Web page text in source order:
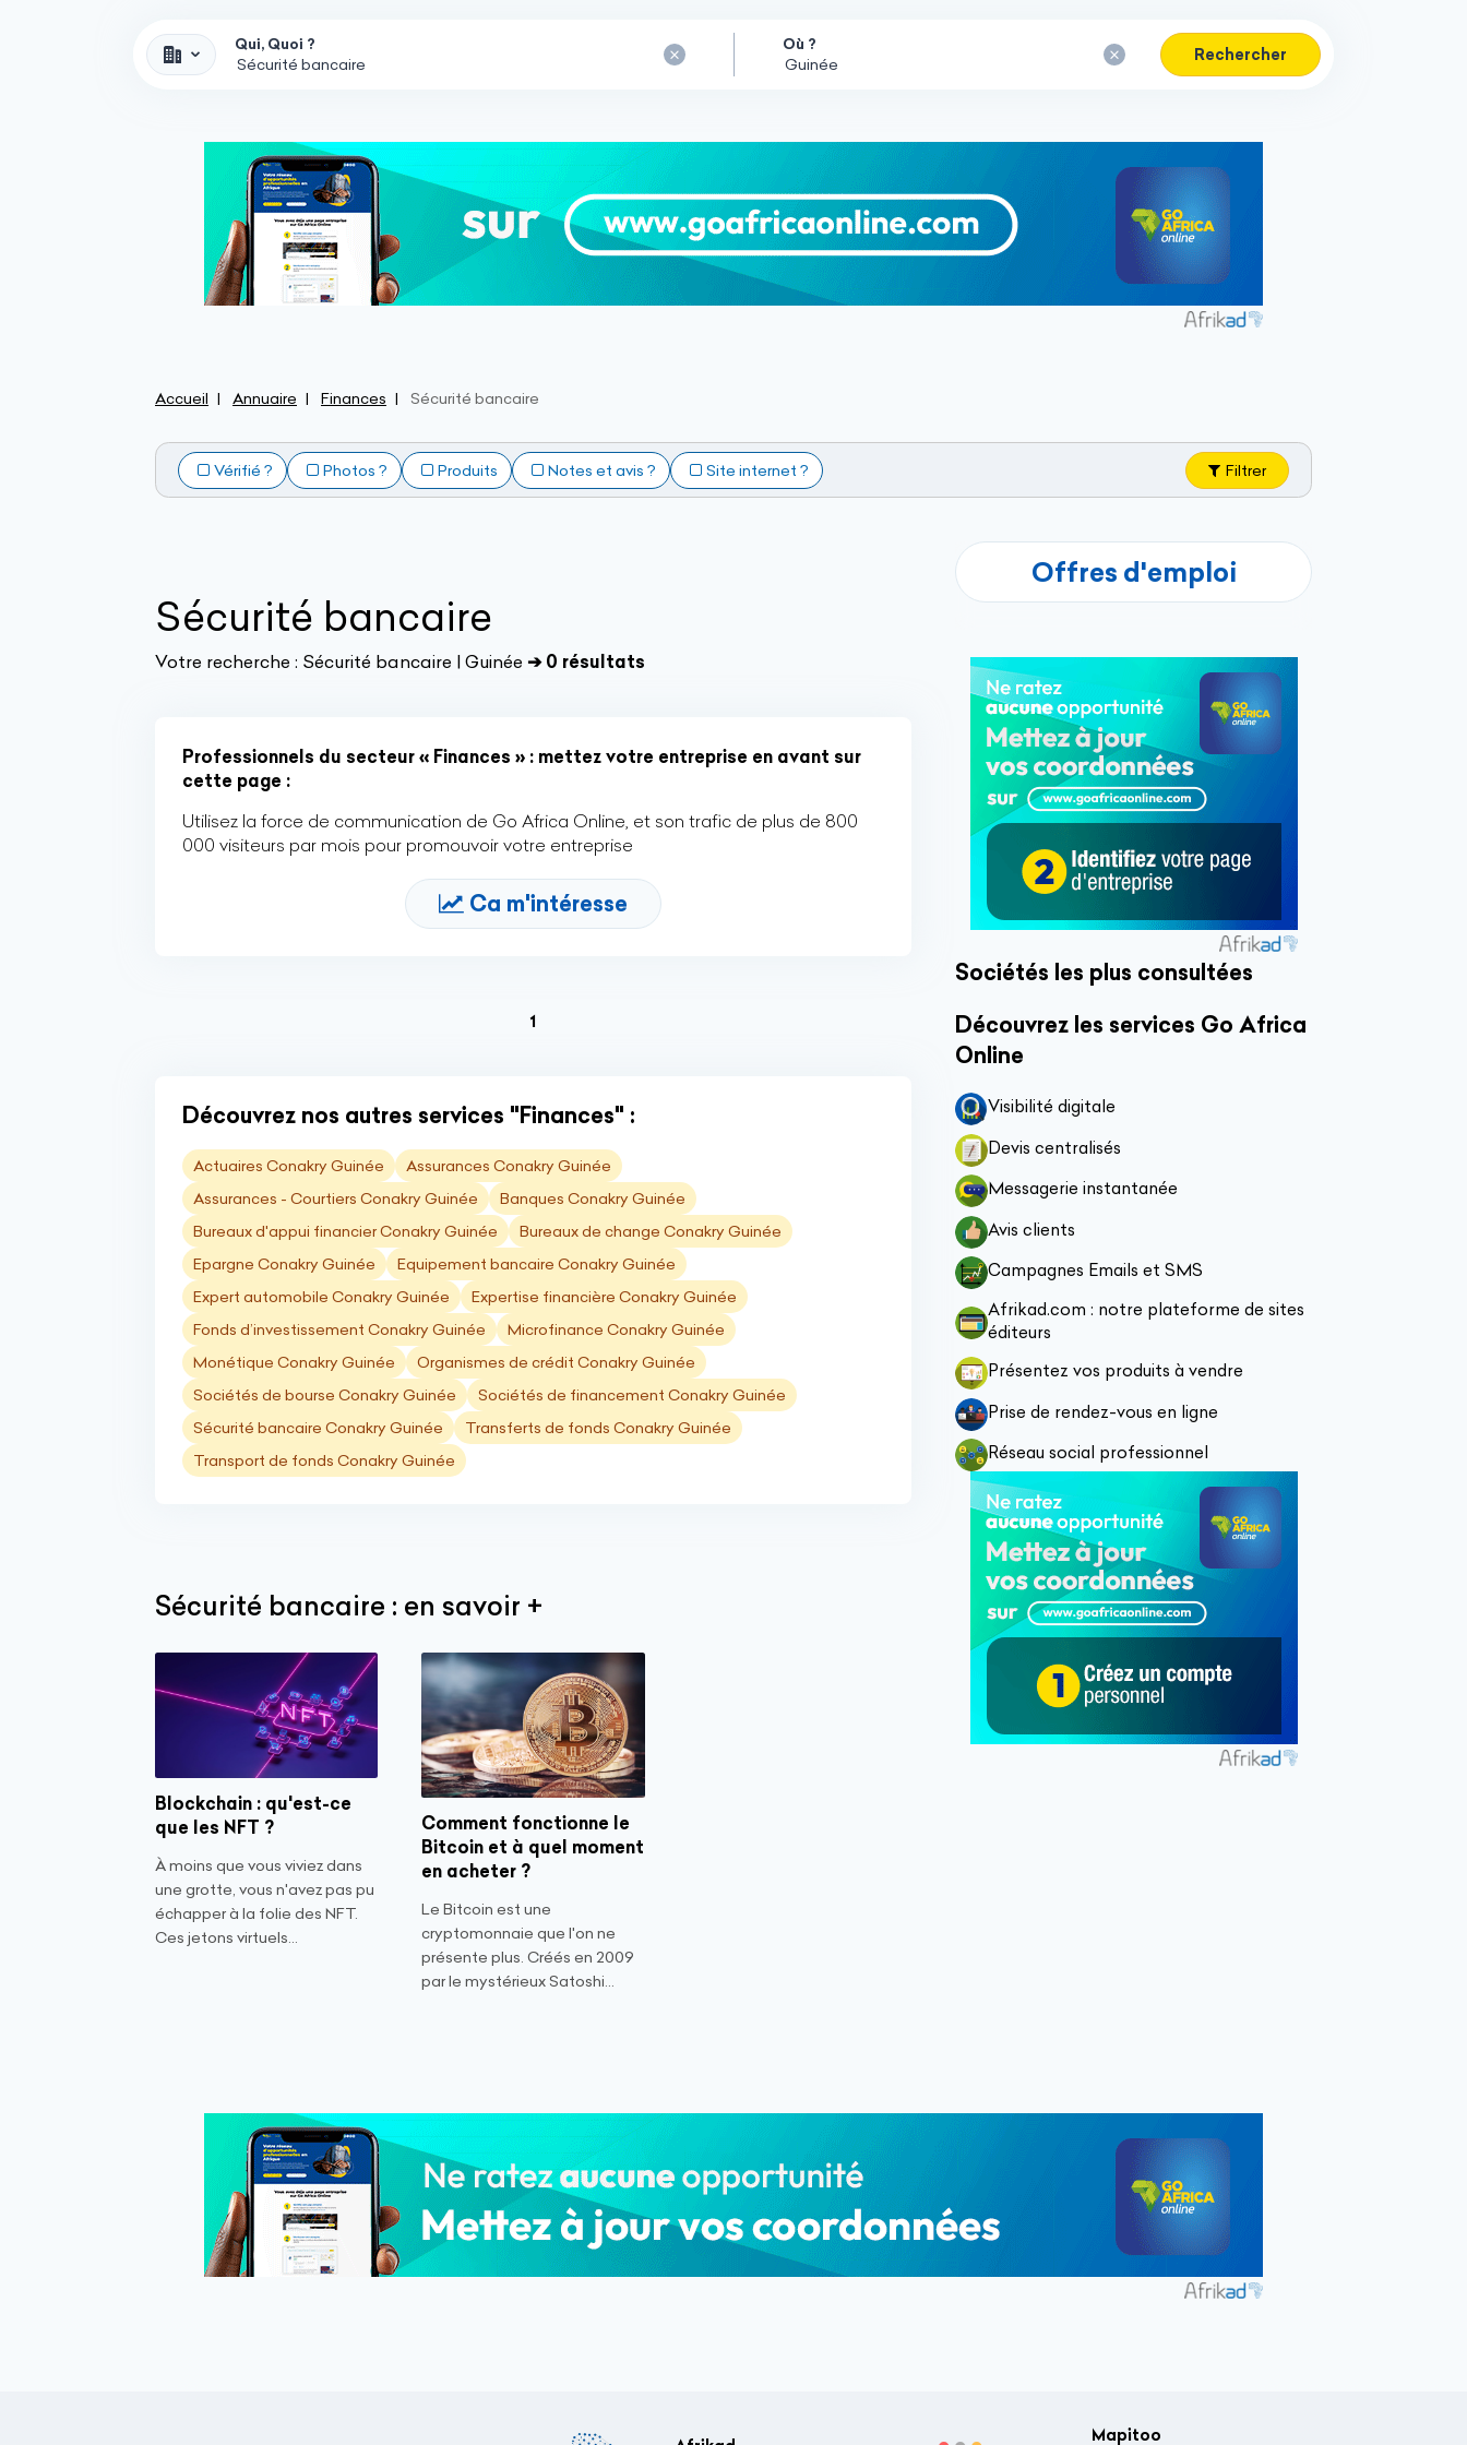
Qui, Quoi ? Où ?
Rechercher
Accueil Annuaire Finances Sécurité bancaire
Vérifié ? Photos ? Produits Notes et avis ? Site internet ? Filtrer
Sécurité bancaire
Votre recherche : Sécurité bancaire | Guinée ➔ 0 résultats
Professionnels du secteur « Finances » : mettez votre entreprise en avant sur
cette page :
Utilisez la force de communication de Go Africa Online, et son trafic de plus de 800
000 visiteurs par mois pour promouvoir votre entreprise
Ca m'intéresse
1(current)
Découvrez nos autres services "Finances" :
Actuaires Conakry Guinée
Assurances Conakry Guinée
Assurances - Courtiers Conakry Guinée
Banques Conakry Guinée
Bureaux d'appui financier Conakry Guinée
Bureaux de change Conakry Guinée
Epargne Conakry Guinée
Equipement bancaire Conakry Guinée
Expert automobile Conakry Guinée
Expertise financière Conakry Guinée
Fonds d’investissement Conakry Guinée
Microfinance Conakry Guinée
Monétique Conakry Guinée
Organismes de crédit Conakry Guinée
Sociétés de bourse Conakry Guinée
Sociétés de financement Conakry Guinée
Sécurité bancaire Conakry Guinée
Transferts de fonds Conakry Guinée
Transport de fonds Conakry Guinée
Sécurité bancaire : en savoir +
Blockchain : qu'est-ce
que les NFT ?
À moins que vous viviez dans
une grotte, vous n'avez pas pu
échapper à la folie des NFT.
Ces jetons virtuels...
Comment fonctionne le
Bitcoin et à quel moment
en acheter ?
Le Bitcoin est une
cryptomonnaie que l'on ne
présente plus. Créés en 2009
par le mystérieux Satoshi...
Offres d'emploi
Sociétés les plus consultées
Découvrez les services Go Africa
Online
Visibilité digitale
Devis centralisés
Messagerie instantanée
Avis clients
Campagnes Emails et SMS
Afrikad.com : notre plateforme de sites
éditeurs
Présentez vos produits à vendre
Prise de rendez-vous en ligne
Réseau social professionnel
Mapitoo